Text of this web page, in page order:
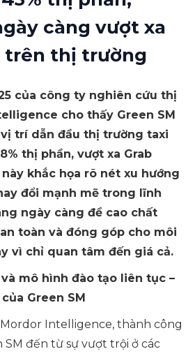
càng vượt xa
trên thị trường
của công ty nghiên cứu thị
cho thấy Green SM
trí dẫn đầu thị trường taxi
thị phần, vượt xa Grab
này khắc họa rõ nét xu hướng
đổi mạnh mẽ trong lĩnh
ngày càng đề cao chất
toàn và đóng góp cho môi
vì chỉ quan tâm đến giá cả.
mô hình đào tạo liên tục –
Green SM
Intelligence, thành công
SM đến từ sự vượt trội ở các